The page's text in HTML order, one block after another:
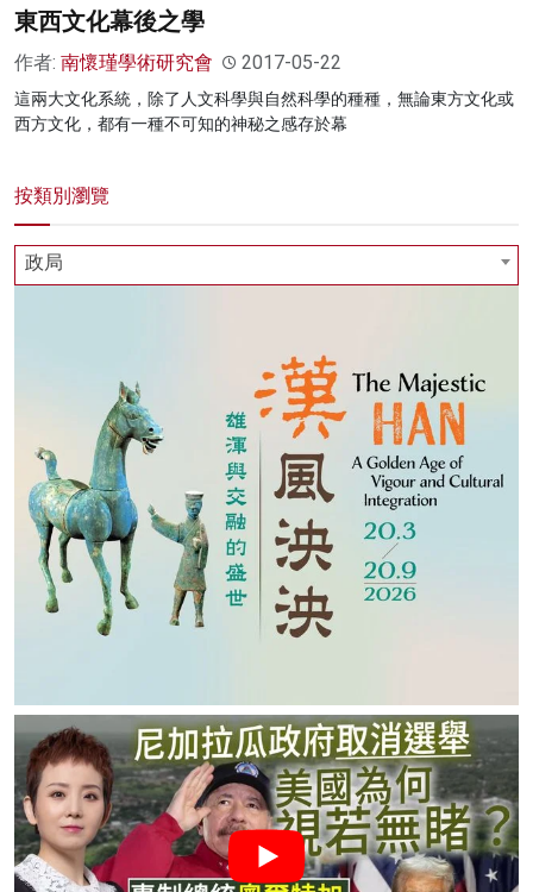
東西文化幕後之學
作者: 南懷瑾學術研究會 2017-05-22
這兩大文化系統，除了人文科學與自然科學的種種，無論東方文化或
西方文化，都有一種不可知的神秘之感存於幕
按類別瀏覽
政局